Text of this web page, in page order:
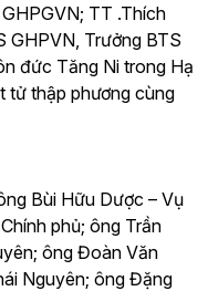
TT .Thích
Trưởng BTS
đức Tăng Ni trong Hạ
tử thập phương cùng
Bùi Hữu Dược – Vụ
phủ; ông Trần
ông Đoàn Văn
Nguyên; ông Đặng